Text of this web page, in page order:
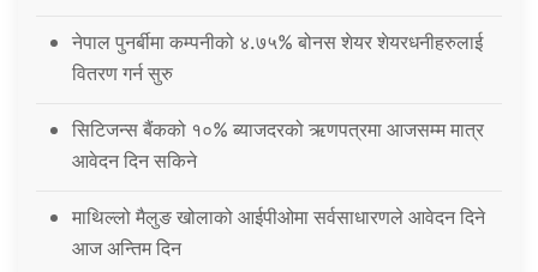
नेपाल पुनर्बीमा कम्पनीको ४.७५% बोनस शेयर शेयरधनीहरुलाई
वितरण गर्न सुरु
सिटिजन्स बैंकको १०% ब्याजदरको ऋणपत्रमा आजसम्म मात्र
आवेदन दिन सकिने
माथिल्लो मैलुङ खोलाको आईपीओमा सर्वसाधारणले आवेदन दिने
आज अन्तिम दिन